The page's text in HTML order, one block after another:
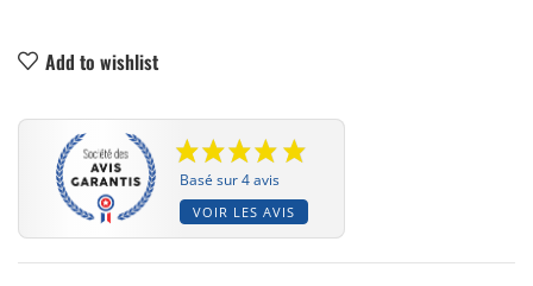
Add to wishlist
Basé sur 4 avis
VOIR LES AVIS